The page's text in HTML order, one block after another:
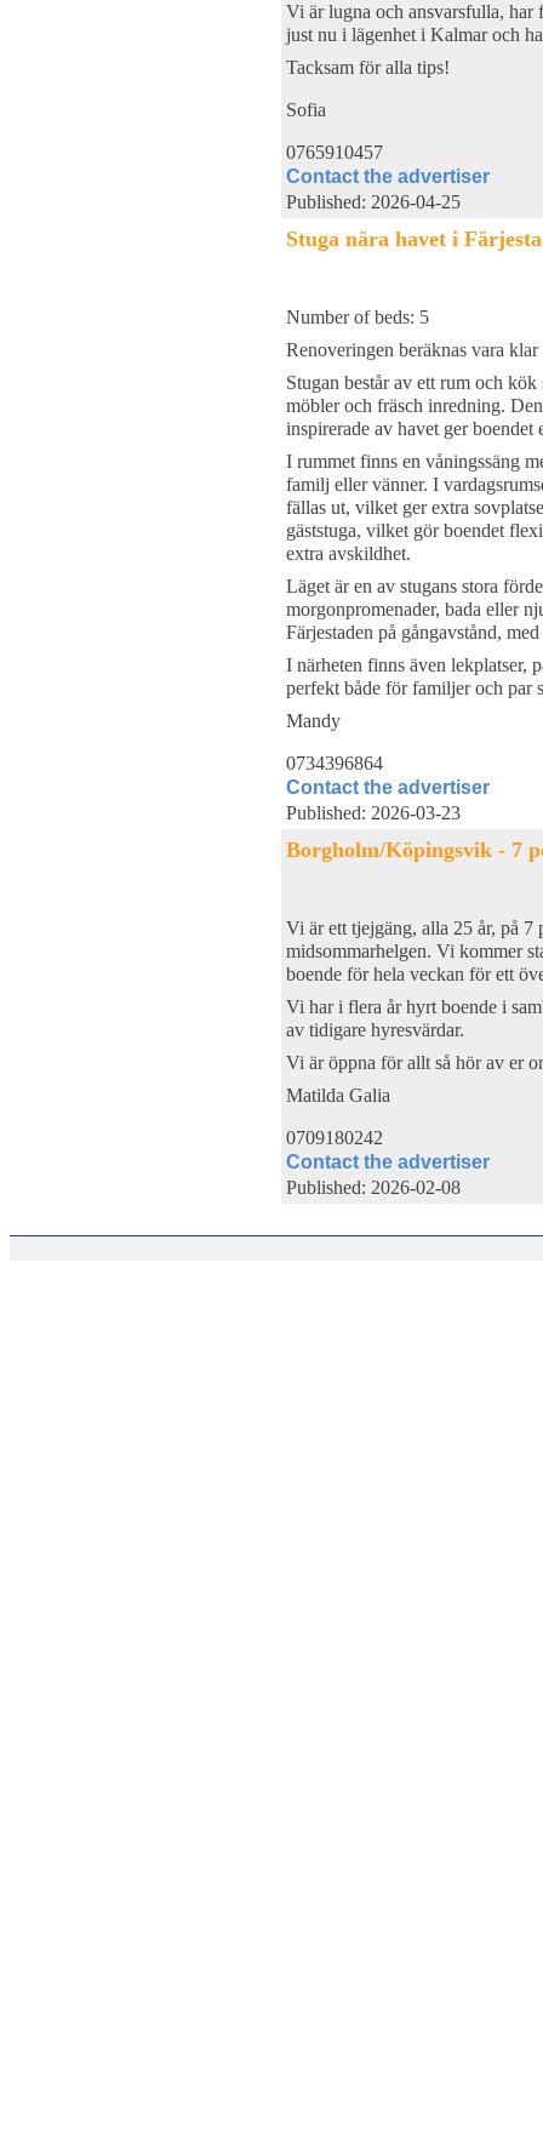
Vi är lugna och ansvarsfulla, har
just nu i lägenhet i Kalmar och
Tacksam för alla tips!
Sofia
0765910457
Contact the advertiser
Published: 2026-04-25
Stuga nära havet i
Number of beds: 5
Renoveringen beräknas vara
Stugan består av ett rum och
möbler och fräsch inredning.
inspirerade av havet ger
I rummet finns en våningssäng
familj eller vänner. I
fällas ut, vilket ger extra
gäststuga, vilket gör boendet
extra avskildhet.
Läget är en av stugans stora
morgonpromenader, bada eller
Färjestaden på gångavstånd,
I närheten finns även lekplatser,
perfekt både för familjer och par
Mandy
0734396864
Contact the advertiser
Published: 2026-03-23
Borgholm/Köpingsvik - 7
Vi är ett tjejgäng, alla 25 år, på 7
midsommarhelgen. Vi kommer
boende för hela veckan för ett
Vi har i flera år hyrt boende i
av tidigare hyresvärdar.
Vi är öppna för allt så hör av er
Matilda Galia
0709180242
Contact the advertiser
Published: 2026-02-08